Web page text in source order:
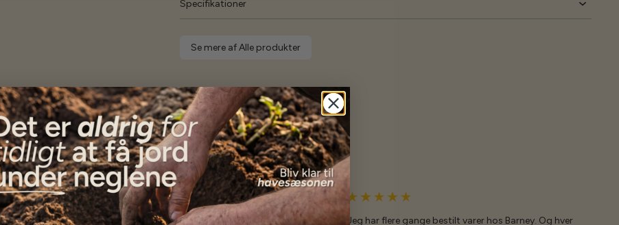
Specifikationer
Se mere af Alle produkter
Vores kundersiger...
Jeg har flere gange bestilt varer hos Barney. Og hver